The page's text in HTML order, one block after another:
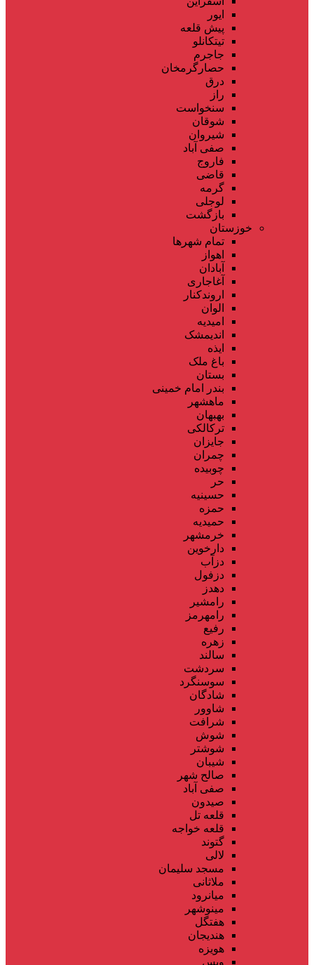
ایور
پیش قلعه
تیتکانلو
جاجرم
حصارگرمخان
درق
راز
سنخواست
شوقان
شیروان
صفی آباد
فاروج
قاضی
گرمه
لوجلی
بازگشت
خوزستان
تمام شهر‌ها
اهواز
آبادان
آغاجاری
اروندکنار
الوان
امیدیه
اندیمشک
ایذه
باغ ملک
بستان
بندر امام خمینی
ماهشهر
بهبهان
ترکالکی
جایزان
چمران
چوبیده
حر
حسینیه
حمزه
حمیدیه
خرمشهر
دارخوین
دزآب
دزفول
دهدز
رامشیر
رامهرمز
رفیع
زهره
سالند
سردشت
سوسنگرد
شادگان
شاوور
شرافت
شوش
شوشتر
شیبان
صالح شهر
صفی آباد
صیدون
قلعه تل
قلعه خواجه
گتوند
لالی
مسجد سلیمان
ملاثانی
میانرود
مینوشهر
هفتگل
هندیجان
هویزه
ویس